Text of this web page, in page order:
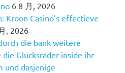
6 8 月, 2026
Kroon Casino’s effectieve
, 2026
die bank weitere
Glucksrader inside ihr
und dasjenige